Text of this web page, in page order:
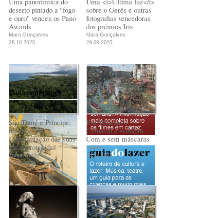
deserto pintado a "fogo
e ouro" venceu os Pano
Awards
Mara Gonçalves
28.10.2025
sobre o Gerês e outras
fotografias vencedoras
dos prémios Iris
Mara Gonçalves
29.09.2025
São Tomé e Príncipe:
um olhar de
contemplação das suas
áreas protegidas
Jorge Araújo
24.03.2025
Em Veneza, o
Carnaval é sedução.
Com e sem máscaras
Fugas
18.02.2025
Fugas em papel
PUB